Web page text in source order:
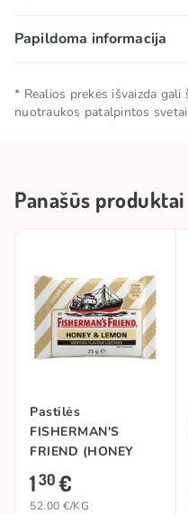
Papildoma informacija
Grynasis kiekis
* Realios prekės išvaizda
nuotraukos patalpintos
Panašūs produktai
Pastilės
FISHERMAN'S
FRIEND (HONEY
AND LEMON), 25g
130€
52.00 €/KG